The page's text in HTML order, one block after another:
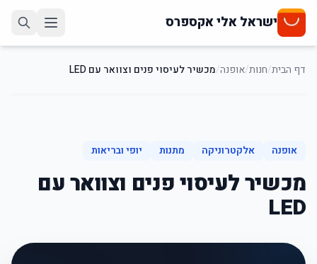
ישראל אלי אקספרס
דף הבית/חנות/אופנה/מכשיר לעיסוי פנים וצוואר עם LED
אופנה
אלקטרוניקה מתנות יופי ובריאות
מכשיר לעיסוי פנים וצוואר עם
LED